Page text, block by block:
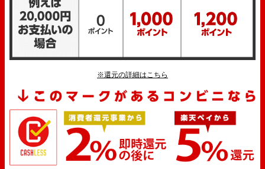
※還元の詳細はこちら